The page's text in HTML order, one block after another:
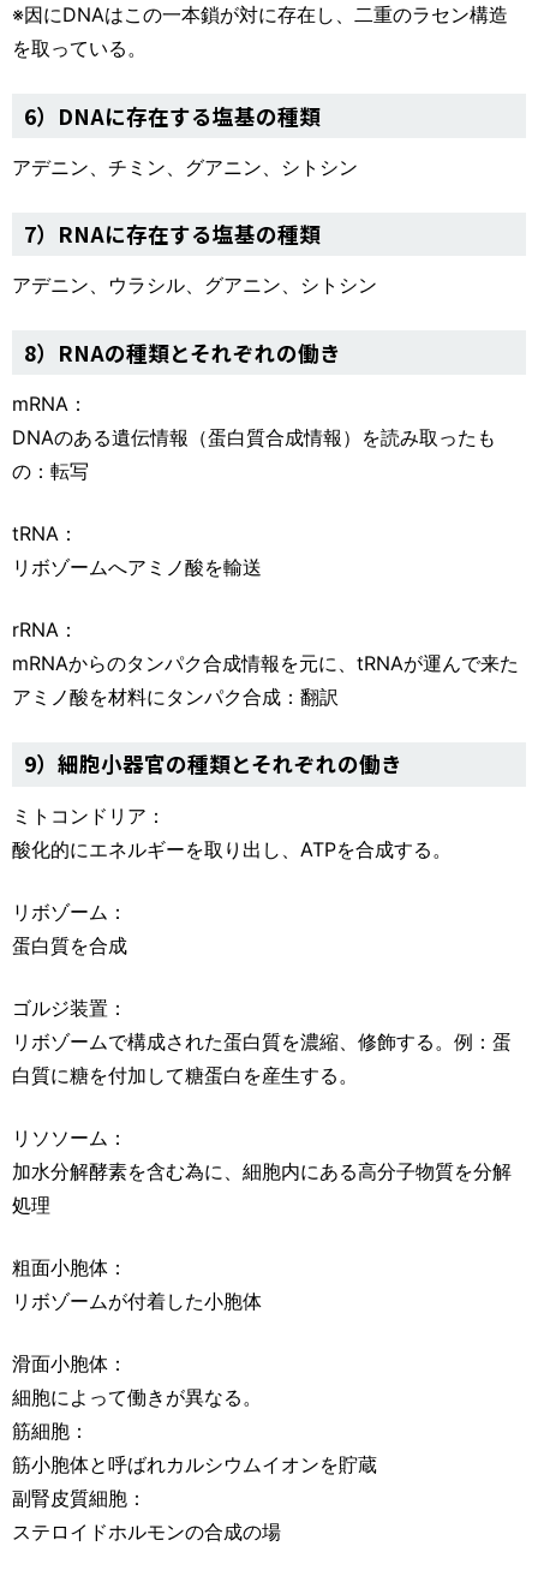
※因にDNAはこの一本鎖が対に存在し、二重のラセン構造
を取っている。
6）DNAに存在する塩基の種類
アデニン、チミン、グアニン、シトシン
7）RNAに存在する塩基の種類
アデニン、ウラシル、グアニン、シトシン
8）RNAの種類とそれぞれの働き
mRNA：
DNAのある遺伝情報（蛋白質合成情報）を読み取ったも
の：転写
tRNA：
リボゾームへアミノ酸を輸送
rRNA：
mRNAからのタンパク合成情報を元に、tRNAが運んで来た
アミノ酸を材料にタンパク合成：翻訳
9）細胞小器官の種類とそれぞれの働き
ミトコンドリア：
酸化的にエネルギーを取り出し、ATPを合成する。
リボゾーム：
蛋白質を合成
ゴルジ装置：
リボゾームで構成された蛋白質を濃縮、修飾する。例：蛋
白質に糖を付加して糖蛋白を産生する。
リソソーム：
加水分解酵素を含む為に、細胞内にある高分子物質を分解
処理
粗面小胞体：
リボゾームが付着した小胞体
滑面小胞体：
細胞によって働きが異なる。
筋細胞：
筋小胞体と呼ばれカルシウムイオンを貯蔵
副腎皮質細胞：
ステロイドホルモンの合成の場